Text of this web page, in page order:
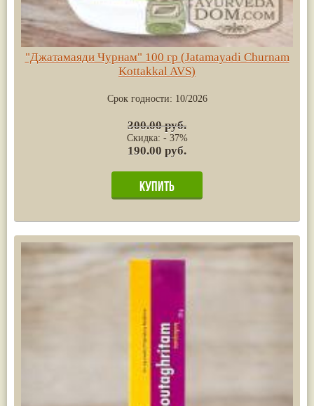
"Джатамаяди Чурнам" 100 гр (Jatamayadi Churnam
Kottakkal AVS)
Срок годности: 10/2026
300.00 руб.
Скидка: - 37%
190.00 руб.